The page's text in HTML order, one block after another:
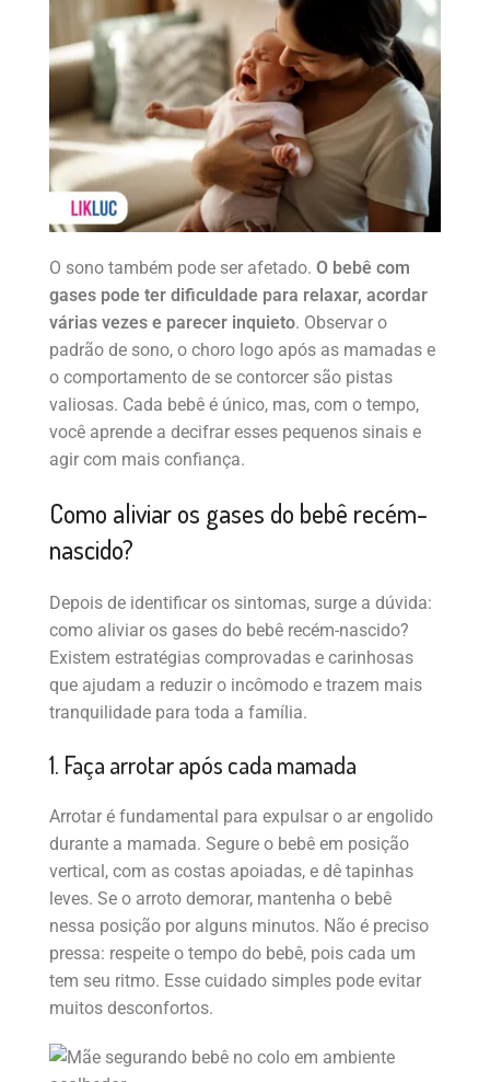
O sono também pode ser afetado. O bebê com
gases pode ter dificuldade para relaxar, acordar
várias vezes e parecer inquieto. Observar o
padrão de sono, o choro logo após as mamadas e
o comportamento de se contorcer são pistas
valiosas. Cada bebê é único, mas, com o tempo,
você aprende a decifrar esses pequenos sinais e
agir com mais confiança.
Como aliviar os gases do bebê recém-
nascido?
Depois de identificar os sintomas, surge a dúvida:
como aliviar os gases do bebê recém-nascido?
Existem estratégias comprovadas e carinhosas
que ajudam a reduzir o incômodo e trazem mais
tranquilidade para toda a família.
1. Faça arrotar após cada mamada
Arrotar é fundamental para expulsar o ar engolido
durante a mamada. Segure o bebê em posição
vertical, com as costas apoiadas, e dê tapinhas
leves. Se o arroto demorar, mantenha o bebê
nessa posição por alguns minutos. Não é preciso
pressa: respeite o tempo do bebê, pois cada um
tem seu ritmo. Esse cuidado simples pode evitar
muitos desconfortos.